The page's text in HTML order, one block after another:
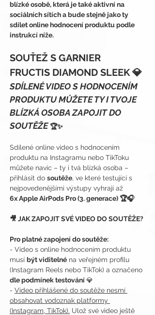
blízké osobě, která je také aktivní na
sociálních sítích a bude stejně jako ty
sdílet online hodnocení produktu podle
instrukcí níže.
SOUŤEŽ S GARNIER
FRUCTIS DIAMOND SLEEK 💎
SDÍLENÉ VIDEO S HODNOCENÍM
PRODUKTU MŮŽETE TY I TVOJE
BLÍZKÁ OSOBA ZAPOJIT DO
SOUTĚŽE 🏆✨
Sdílené online video s hodnocením
produktu na Instagramu nebo TikToku
můžete navíc – ty i tvá blízká osoba –
přihlásit do soutěže, ve které testující s
nejpovedenějšími výstupy vyhrají až
6x Apple AirPods Pro (3. generace) 🏆🎧
🎥 JAK ZAPOJIT SVÉ VIDEO DO SOUTĚŽE?
Pro platné zapojení do soutěže:
- Video s online hodnocením produktu
musí být viditelné na veřejném profilu
(Instagram Reels nebo TikTok) a označeno
dle podmínek testování 💎
- Video přihlášené do soutěže nesmí
obsahovat vodoznak platformy
(Instagram, TikTok). Ulož své video ještě